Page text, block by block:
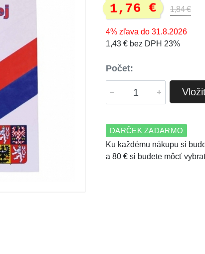
1,76 € 1,84 €
4% zľava do 31.8.2026
1,43 € bez DPH 23%
Počet:
DARČEK ZADARMO
Ku každému nákupu si
a 80 € si budete môcť